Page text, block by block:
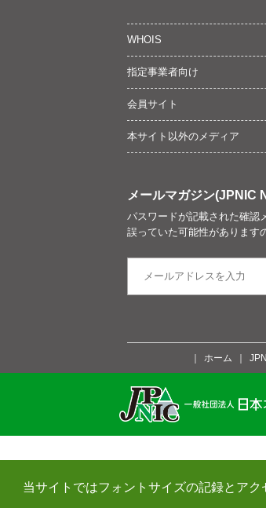
当サイトではフォントサイズの記録とアク
WHOIS
指定事業者向け
会員サイト
本サイト以外のメディア
メールマガジン(JPNIC
パスワードが記載された確認
誤っていた可能性があります
ホーム